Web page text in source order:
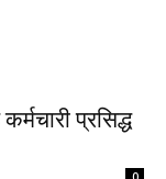
प्रसिद्ध